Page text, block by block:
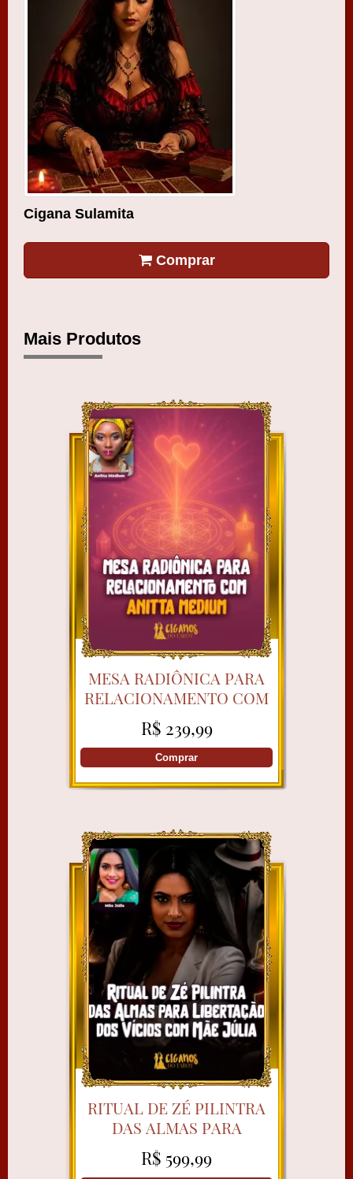
Cigana Sulamita
Comprar
Mais Produtos
MESA RADIÔNICA PARA
RELACIONAMENTO COM
ANITTA MEDIUM
R$ 239,99
Comprar
RITUAL DE ZÉ PILINTRA
DAS ALMAS PARA
LIBERTAÇÃO DOS VÍCIOS
COM MÃE JÚLIA
R$ 599,99